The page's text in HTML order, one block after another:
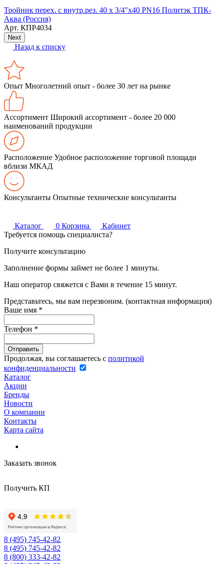
Тройник перех. с внутр.рез. 40 х 3/4"х40 PN16 Политэк ТПК-
Аква (Россия)
Арт. КПР4034
Next
Назад к списку
Опыт Многолетний опыт - более 30 лет на рынке
Ассортимент Широкий ассортимент - более 20 000
наименований продукции
Расположение Удобное расположение торговой площади
вблизи МКАД
Консультанты Опытные технические консультанты
Каталог 0 Корзина
Кабинет
Требуется помощь специалиста?
Получите консультацию
Заполнение формы займет не более 1 минуты.
Наш оператор свяжется с Вами в течение 15 минут.
Представьтесь, мы вам перезвоним. (контактная информация)
Ваше имя *
Телефон *
Продолжая, вы соглашаетесь с политикой
конфиденциальности
Каталог
Акции
Бренды
Новости
О компании
Контакты
Карта сайта
Заказать звонок
Получить КП
8 (495) 745-42-82
8 (495) 745-42-82
8 (800) 333-42-82